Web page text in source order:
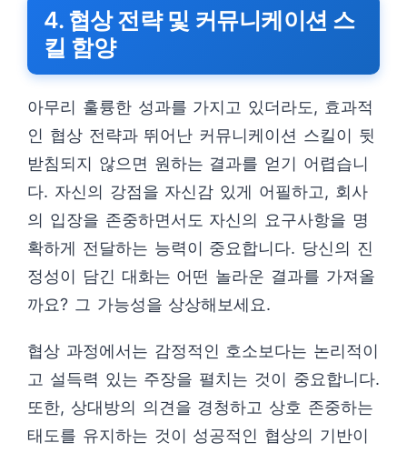
4. 협상 전략 및 커뮤니케이션 스
킬 함양
아무리 훌륭한 성과를 가지고 있더라도, 효과적
인 협상 전략과 뛰어난 커뮤니케이션 스킬이 뒷
받침되지 않으면 원하는 결과를 얻기 어렵습니
다. 자신의 강점을 자신감 있게 어필하고, 회사
의 입장을 존중하면서도 자신의 요구사항을 명
확하게 전달하는 능력이 중요합니다. 당신의 진
정성이 담긴 대화는 어떤 놀라운 결과를 가져올
까요? 그 가능성을 상상해보세요.
협상 과정에서는 감정적인 호소보다는 논리적이
고 설득력 있는 주장을 펼치는 것이 중요합니다.
또한, 상대방의 의견을 경청하고 상호 존중하는
태도를 유지하는 것이 성공적인 협상의 기반이